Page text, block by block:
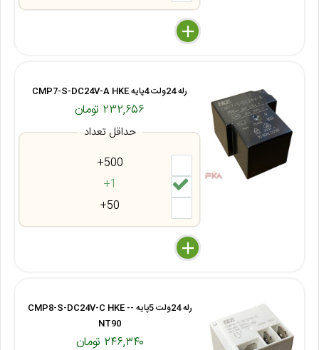
delete
remove
add
رله 24ولت 4پایه CMP7-S-DC24V-A HKE
۲۳۲,۶۵۶ تومان
حداقل تعداد
500+
1+
50+
delete
remove
add
رله 24ولت 5پایه -CMP8-S-DC24V-C HKE -
NT90
۲۴۶,۳۴۰ تومان